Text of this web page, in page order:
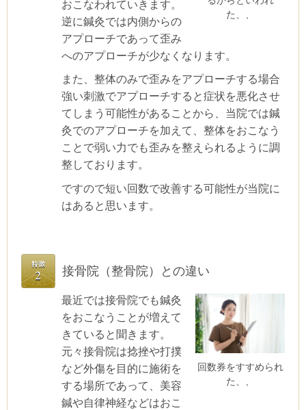
た、、
おこなわれていきます。
逆に鍼灸では内側からの
アプローチであって歪み
へのアプローチが少なくなります。
また、整体のみで歪みをアプローチする場合
強い刺激でアプローチすると症状を悪化させ
てしまう可能性があることから、当院では鍼
灸でのアプローチを加えて、整体をおこなう
ことで弱い力でも歪みを整えられるように調
整しております。
ですので短い回数で改善する可能性が当院に
はあると思います。
接骨院（整骨院）との違い
回数券をすすめられ
た、、
最近では接骨院でも鍼灸
をおこなうことが増えて
きていると聞きます。
元々接骨院は捻挫や打撲
など外傷を目的に施術を
する場所であって、美容
鍼や自律神経などはおこ